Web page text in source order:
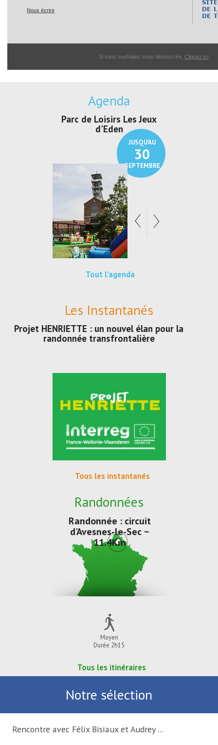
Nous écrire
Si vous souhaitez vous désinscrire, Cliquez ici
Agenda
JUSQU'AU
21
SEPTEMBRE
Exposition "Lucien Jonas -
Au pays du charbon ...
Tout l'agenda
Les Instantanés
Projet HENRIETTE : un nouvel élan pour la
randonnée transfrontalière
Tous les instantanés
Randonnées
Randonnée : circuit
d'Avesnes-le-Sec ~
11.4Km
Moyen
Durée 2h15
Tous les itinéraires
Notre sélection